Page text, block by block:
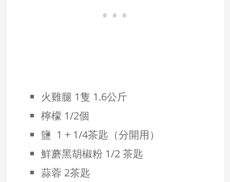
火雞腿 1隻 1.6公斤
檸檬 1/2個
鹽 1 + 1/4茶匙（分開用）
鮮蘑黑胡椒粉 1/2 茶匙
蒜蓉 2茶匙